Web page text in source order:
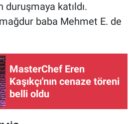
duruşmaya katıldı.
baba Mehmet E. de
MasterChef Eren
Kaşıkçı'nın cenaze töreni
belli oldu